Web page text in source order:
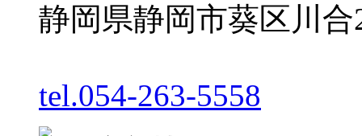
静岡県静岡市葵区川合
tel.054-263-5558